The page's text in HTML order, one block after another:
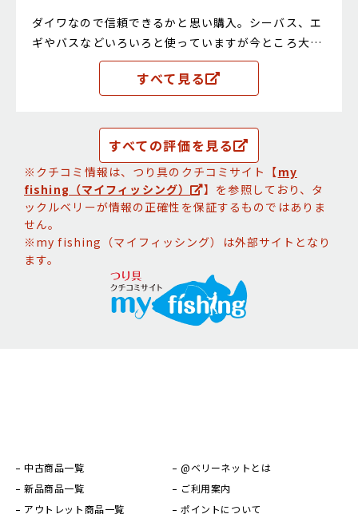
ダイワなので信頼できるかと思い購入。シーバス、エ
ギやバスなどいろいろと使っていますが今ところ大丈
すべて見る
すべての評価を見る
※クチコミ情報は、つり具のクチコミサイト【my
fishing（マイフィッシング）
】を参照しており、タ
ックルベリーが情報の正確性を保証するものではありま
せん。
※my fishing（マイフィッシング）は外部サイトとなり
ます。
中古商品一覧
新品商品一覧
アウトレット商品一覧
@ベリーネットとは
ご利用案内
ポイントについて